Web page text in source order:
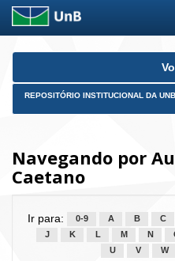
Skip
REPOSITÓRIO INSTITUCIONAL DA UNB
Navegando por
Caetano
Ir para: 0-9 A B C
J
K L M N
U
V W